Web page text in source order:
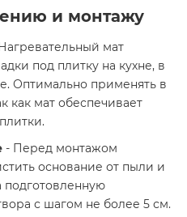
и монтажу
мат
под плитку на кухне, в
Оптимально применять в
как мат обеспечивает
- Перед монтажом
основание от пыли и
подготовленную
с шагом не более 5 см.